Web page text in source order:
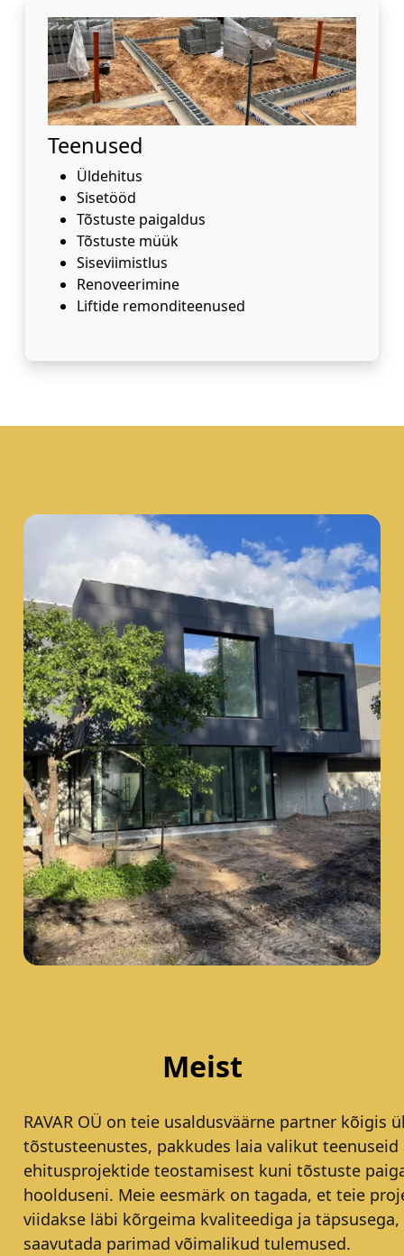
Teenused
Üldehitus
Sisetööd
Tõstuste paigaldus
Tõstuste müük
Siseviimistlus
Renoveerimine
Liftide remonditeenused
Meist
RAVAR OÜ on teie usaldusväärne partner kõigis
tõstusteenustes, pakkudes laia valikut teenuseid
ehitusprojektide teostamisest kuni tõstuste
hoolduseni. Meie eesmärk on tagada, et teie
viidakse läbi kõrgeima kvaliteediga ja täpsusega,
saavutada parimad võimalikud tulemused.